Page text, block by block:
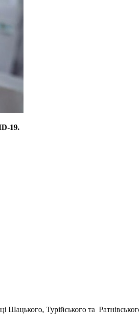
19.
Турійського та